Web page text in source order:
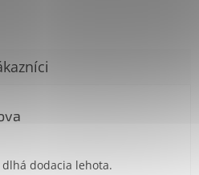
je 1 z 5 hviezdičiek.
dodacia lehota.